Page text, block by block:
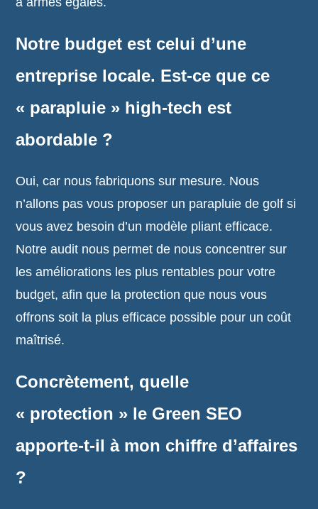
Notre budget est celui d’une
entreprise locale. Est-ce que ce
« parapluie » high-tech est
abordable ?
Oui, car nous fabriquons sur mesure. Nous
n’allons pas vous proposer un parapluie de golf si
vous avez besoin d’un modèle pliant efficace.
Notre audit nous permet de nous concentrer sur
les améliorations les plus rentables pour votre
budget, afin que la protection que nous vous
offrons soit la plus efficace possible pour un coût
maîtrisé.
Concrètement, quelle
« protection » le Green SEO
apporte-t-il à mon chiffre d’affaires
?